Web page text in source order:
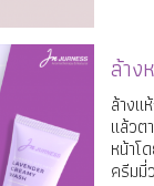
ล้าง
ล้างแ
แล้วต
หน้าโ
ครีมมี่